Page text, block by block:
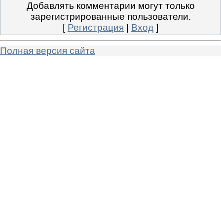
Добавлять комментарии могут только
зарегистрированные пользователи.
[ Регистрация Вход ]
Полная версия сайта